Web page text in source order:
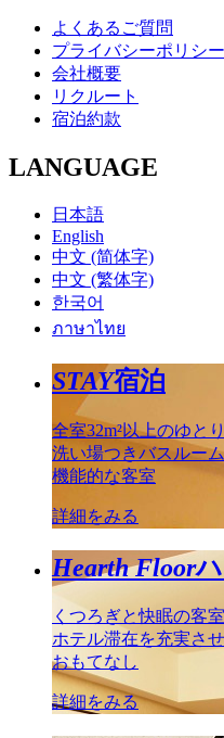
よくあるご質問
プライバシーポリシー
会社概要
リクルート
宿泊約款
LANGUAGE
日本語
English
中文 (简体字)
中文 (繁体字)
한국어
ภาษาไทย
STAY宿泊
全室32m²以上のゆとり
洗い場つきバスルー
機能的な客室
詳細をみる
Hearth Floor
くつろぎと快眠の客室
ホテル滞在を充実さ
おもてなし
詳細をみる